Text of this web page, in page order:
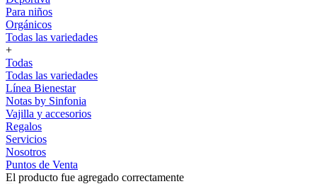
Para niños
Orgánicos
Todas las variedades
+
Todas
Todas las variedades
Línea Bienestar
Notas by Sinfonia
Vajilla y accesorios
Regalos
Servicios
Nosotros
Puntos de Venta
El producto fue agregado correctamente